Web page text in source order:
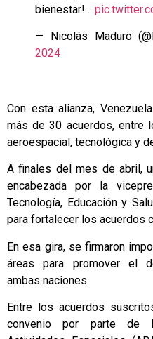
bienestar!…
— Nicolás Maduro
2024
Con esta alianza,
más de 30 acuerdos, entre
aeroespacial, tecnológica y
A finales del mes de abril,
encabezada por la
Tecnología, Educación y
para fortalecer los acuerdos
En esa gira, se firmaron
áreas para promover el
ambas naciones.
Entre los acuerdos
convenio por parte de